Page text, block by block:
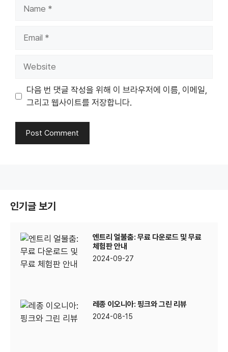
다음 번 댓글 작성을 위해 이 브라우저에 이름, 이메일,
그리고 웹사이트를 저장합니다.
인기글 보기
엔트리 얼불춤: 무료 다운로드 및 무료
체험판 안내
2024-09-27
레종 이오니아: 핑크와 그린 리뷰
2024-08-15